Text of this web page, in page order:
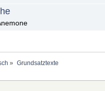
» Grundsatztexte